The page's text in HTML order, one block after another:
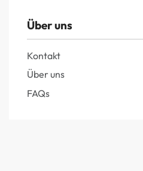
Über uns
Kontakt
Über uns
FAQs